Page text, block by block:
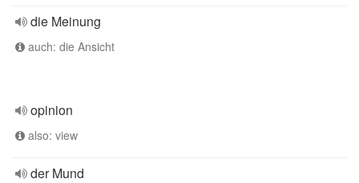
die Meinung
auch: die Ansicht
opinion
also: view
der Mund